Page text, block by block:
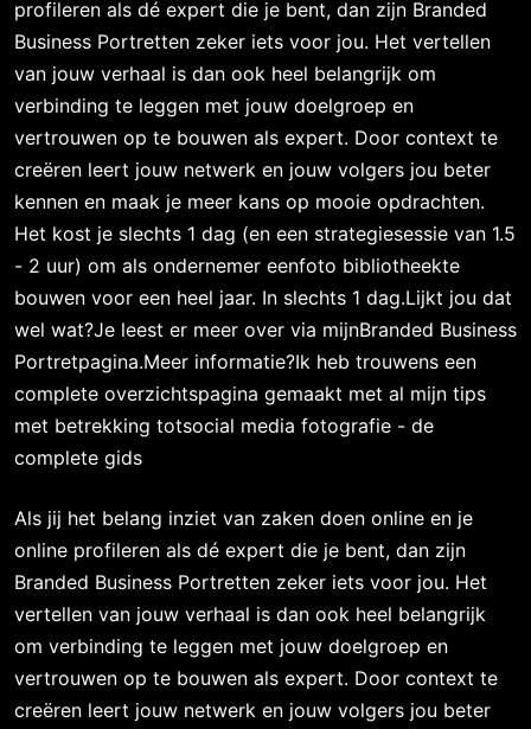
profileren als dé expert die je bent, dan zijn Branded
Business Portretten zeker iets voor jou. Het vertellen
van jouw verhaal is dan ook heel belangrijk om
verbinding te leggen met jouw doelgroep en
vertrouwen op te bouwen als expert. Door context te
creëren leert jouw netwerk en jouw volgers jou beter
kennen en maak je meer kans op mooie opdrachten.
Het kost je slechts 1 dag (en een strategiesessie van 1.5
- 2 uur) om als ondernemer eenfoto bibliotheekte
bouwen voor een heel jaar. In slechts 1 dag.Lijkt jou dat
wel wat?Je leest er meer over via mijnBranded Business
Portretpagina.Meer informatie?Ik heb trouwens een
complete overzichtspagina gemaakt met al mijn tips
met betrekking totsocial media fotografie - de
complete gids
Als jij het belang inziet van zaken doen online en je
online profileren als dé expert die je bent, dan zijn
Branded Business Portretten zeker iets voor jou. Het
vertellen van jouw verhaal is dan ook heel belangrijk
om verbinding te leggen met jouw doelgroep en
vertrouwen op te bouwen als expert. Door context te
creëren leert jouw netwerk en jouw volgers jou beter